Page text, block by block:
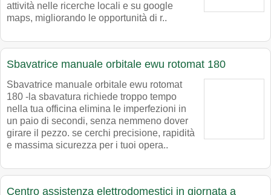
attività nelle ricerche locali e su google
maps, migliorando le opportunità di r..
Sbavatrice manuale orbitale ewu rotomat 180
Sbavatrice manuale orbitale ewu rotomat
180 -la sbavatura richiede troppo tempo
nella tua officina elimina le imperfezioni in
un paio di secondi, senza nemmeno dover
girare il pezzo. se cerchi precisione, rapidità
e massima sicurezza per i tuoi opera..
Centro assistenza elettrodomestici in giornata a